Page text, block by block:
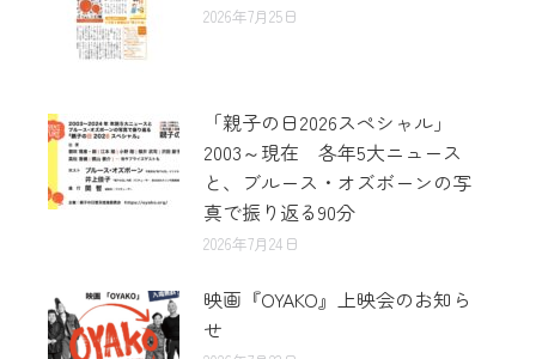
2026年7月25日
「親子の日2026スペシャル」
2003～現在 各年5大ニュース
と、ブルース・オズボーンの写
真で振り返る90分
2026年7月24日
映画『OYAKO』上映会のお知ら
せ